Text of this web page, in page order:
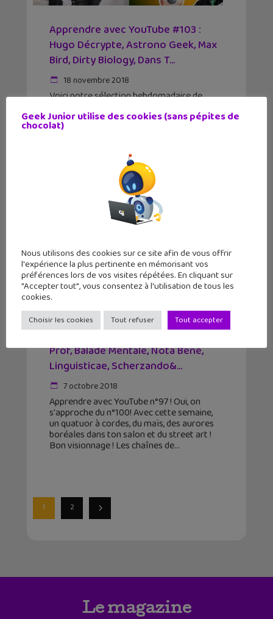
Apprendre avec YouTube #103 :
Hugo Décrypte, Astrono Geek, Max
Bird, Dirty Biology, Dans T...
18 novembre 2018
Voici notre sélection hebdomadaire de
YouTube, avec des histoires de carottes,
d'une Terre plate, d'antibiotiques
Prof, Balade Mentale, Nota Bene,
Linguisticae, Scherzando&...
7 octobre 2018
Apprendre avec YouTube n°97 ! Oui, on
s'approche du n°100! Avec cette semaine,
un quatuor à cordes, du maïs, des aurores
boréales dans ton salon et du street art !
Bon visionnage ! Les chaînes de
1 2
Le magazine
Geek Junior utilise des cookies (sans pépites de
chocolat)
Nous utilisons des cookies sur ce site afin de vous offrir
l'expérience la plus pertinente en mémorisant vos
préférences lors de vos visites répétées. En cliquant sur
"Accepter tout", vous consentez à l'utilisation de tous les
cookies.
Choisir les cookies Tout refuser Tout accepter